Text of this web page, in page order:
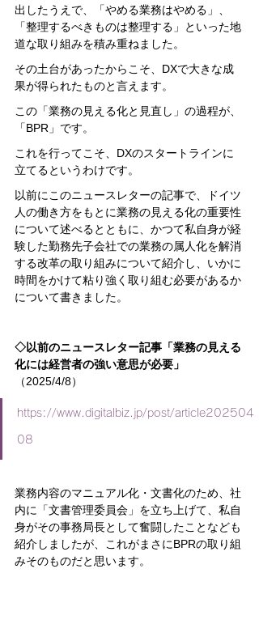
出したうえで、「やめる業務はやめる」、
「整理するべきものは整理する」といった地
道な取り組みを積み重ねました。
その土台があったからこそ、DXで大きな成
果が得られたものと言えます。
この「業務の見える化と見直し」の過程が、
「BPR」です。
これを行ってこそ、DXのスタートラインに
立てるというわけです。
以前にこのニュースレターの記事で、ドイツ
人の働き方をもとに業務の見える化の重要性
について述べるとともに、かつて私自身が経
験した勤務先子会社での業務の属人化を解消
する改革の取り組みについて紹介し、いかに
時間をかけて粘り強く取り組む必要があるか
について書きました。
◇以前のニュースレター記事「業務の見える
化には経営者の強い意思が必要」
（2025/4/8）
https://www.digitalbiz.jp/post/article202504
08
業務内容のマニュアル化・文書化のため、社
内に「文書管理委員会」を立ち上げて、私自
身がその事務局長として奮闘したことなども
紹介しましたが、これがまさにBPRの取り組
みそのものだと思います。